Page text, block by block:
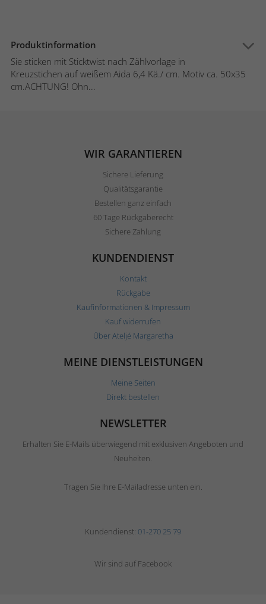
Produktinformation
Sie sticken mit Sticktwist nach Zählvorlage in
Kreuzstichen auf weißem Aida 6,4 Kä./ cm. Motiv ca. 50x35
cm.ACHTUNG! Ohn...
WIR GARANTIEREN
Sichere Lieferung
Qualitätsgarantie
Bestellen ganz einfach
60 Tage Rückgaberecht
Sichere Zahlung
KUNDENDIENST
Kontakt
Rückgabe
Kaufinformationen & Impressum
Kauf widerrufen
Über Ateljé Margaretha
MEINE DIENSTLEISTUNGEN
Meine Seiten
Direkt bestellen
NEWSLETTER
Erhalten Sie E-Mails überwiegend mit exklusiven Angeboten und
Neuheiten.
Tragen Sie Ihre E-Mailadresse unten ein.
Kundendienst: 01-270 25 79
Wir sind auf Facebook